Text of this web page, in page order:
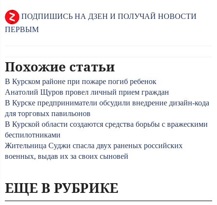
ПОДПИШИСЬ НА ДЗЕН И ПОЛУЧАЙ НОВОСТИ
ПЕРВЫМ
Похожие статьи
В Курском районе при пожаре погиб ребенок
Анатолий Щуров провел личный прием граждан
В Курске предприниматели обсудили внедрение дизайн-кода
для торговых павильонов
В Курской области создаются средства борьбы с вражескими
беспилотниками
Жительница Суджи спасла двух раненых российских
военных, выдав их за своих сыновей
ЕЩЕ В РУБРИКЕ